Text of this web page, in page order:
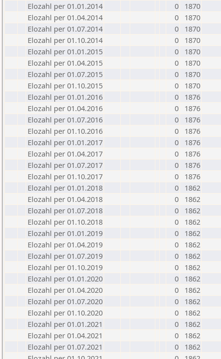
Elozahl per 01.01.2014
0
1870
Elozahl per 01.04.2014
0
1870
Elozahl per 01.07.2014
0
1870
Elozahl per 01.10.2014
0
1870
Elozahl per 01.01.2015
0
1870
Elozahl per 01.04.2015
0
1870
Elozahl per 01.07.2015
0
1870
Elozahl per 01.10.2015
0
1870
Elozahl per 01.01.2016
0
1876
Elozahl per 01.04.2016
0
1876
Elozahl per 01.07.2016
0
1876
Elozahl per 01.10.2016
0
1876
Elozahl per 01.01.2017
0
1876
Elozahl per 01.04.2017
0
1876
Elozahl per 01.07.2017
0
1876
Elozahl per 01.10.2017
0
1876
Elozahl per 01.01.2018
0
1862
Elozahl per 01.04.2018
0
1862
Elozahl per 01.07.2018
0
1862
Elozahl per 01.10.2018
0
1862
Elozahl per 01.01.2019
0
1862
Elozahl per 01.04.2019
0
1862
Elozahl per 01.07.2019
0
1862
Elozahl per 01.10.2019
0
1862
Elozahl per 01.01.2020
0
1862
Elozahl per 01.04.2020
0
1862
Elozahl per 01.07.2020
0
1862
Elozahl per 01.10.2020
0
1862
Elozahl per 01.01.2021
0
1862
Elozahl per 01.04.2021
0
1862
Elozahl per 01.07.2021
0
1862